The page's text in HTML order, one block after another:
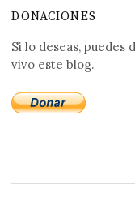
DONACIONES
Si lo deseas,
vivo este blog.